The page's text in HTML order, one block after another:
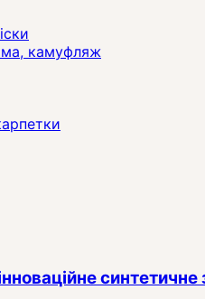
камуфляж
синтетичне